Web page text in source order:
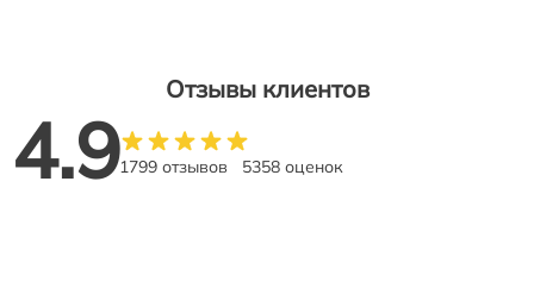
Отзывы клиентов
4.91799 отзывов 5358 оценок